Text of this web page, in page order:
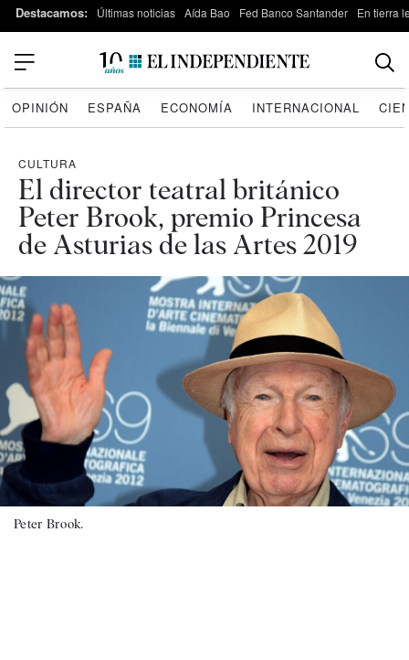
Destacamos: Últimas noticias Aída Bao Fed Banco Santander En tierra
OPINIÓN ESPAÑA ECONOMÍA INTERNACIONAL
CULTURA
El director teatral británico
Peter Brook, premio Princesa
de Asturias de las Artes 2019
Peter Brook.